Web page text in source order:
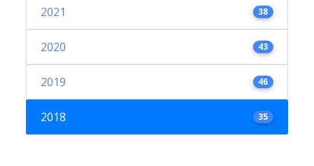
2021 38
2020 43
2019 46
2018 35